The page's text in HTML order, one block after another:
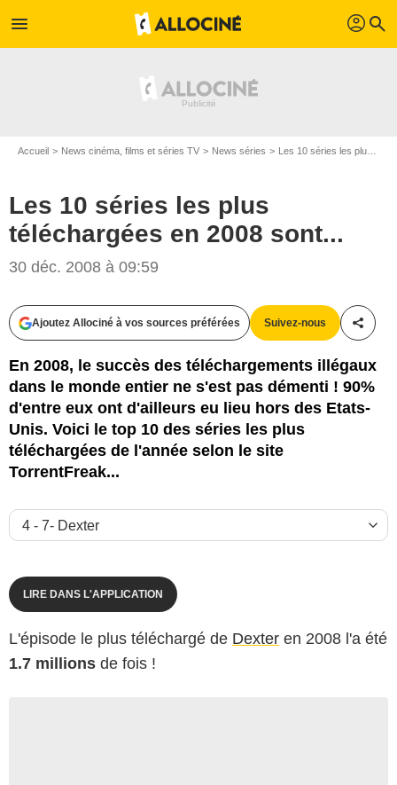
menu profil search
Accueil News cinéma, films et séries TV News séries Les 10 séries les plus téléchargées en 2008 sont...
Les 10 séries les plus
téléchargées en 2008 sont...
30 déc. 2008 à 09:59
Ajoutez Allociné à vos sources préférées Suivez-nous
En 2008, le succès des téléchargements illégaux
dans le monde entier ne s'est pas démenti ! 90%
d'entre eux ont d'ailleurs eu lieu hors des Etats-
Unis. Voici le top 10 des séries les plus
téléchargées de l'année selon le site
TorrentFreak...
LIRE DANS L'APPLICATION
L'épisode le plus téléchargé de Dexter en 2008 l'a été
1.7 millions de fois !